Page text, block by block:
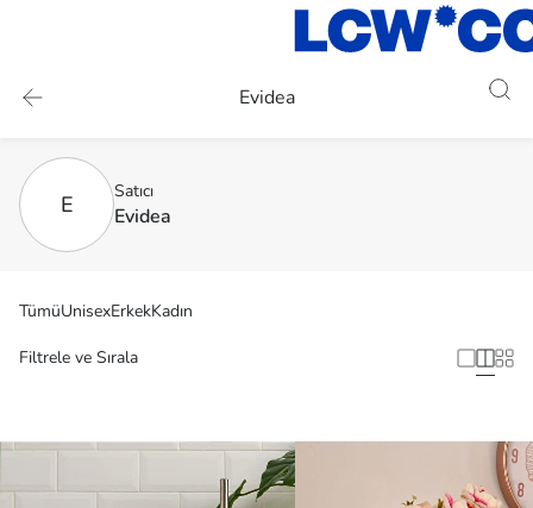
Evidea
E Satıcı
Evidea
TümüUnisexErkekKadın
Filtrele ve Sırala